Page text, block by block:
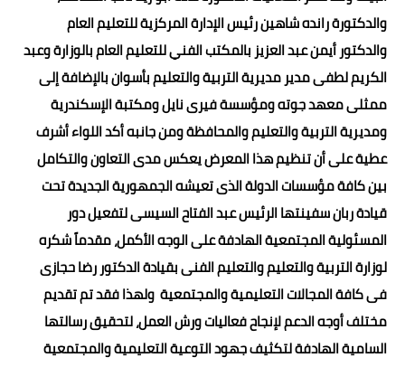
والدكتورة رانده شاهين رئيس الإدارة المركزية للتعليم العام
والدكتور أيمن عبد العزيز بالمكتب الفني للتعليم العام بالوزارة وعبد
الكريم لطفى مدير مديرية التربية والتعليم بأسوان بالإضافة إلى
ممثلى معهد جوته ومؤسسة فيرى نايل ومكتبة الإسكندرية
ومديرية التربية والتعليم والمحافظة ومن جانبه أكد اللواء أشرف
عطية على أن تنظيم هذا المعرض يعكس مدى التعاون والتكامل
بين كافة مؤسسات الدولة الذى تعيشه الجمهورية الجديدة تحت
قيادة ربان سفينتها الرئيس عبد الفتاح السيسى لتفعيل دور
المسئولية المجتمعية الهادفة على الوجه الأكمل، مقدماً شكره
لوزارة التربية والتعليم والتعليم الفنى بقيادة الدكتور رضا حجازى
فى كافة المجالات التعليمية والمجتمعية ولهذا فقد تم تقديم
مختلف أوجه الدعم لإنجاح فعاليات ورش العمل، لتحقيق رسالتها
السامية الهادفة لتكثيف جهود التوعية التعليمية والمجتمعية